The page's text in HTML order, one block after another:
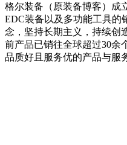
格尔装备（原装备博客）成
EDC装备以及多功能工具的
念，坚持长期主义，持续创
前产品已销往全球超过30余
品质好且服务优的产品与服